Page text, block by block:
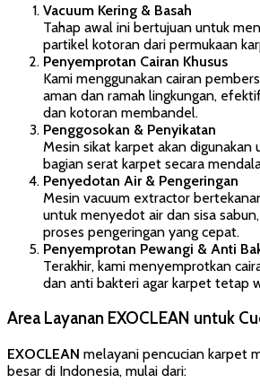
Vacuum Kering & Basah
Tahap awal ini bertujuan untuk
partikel kotoran dari permukaan
Penyemprotan Cairan Khusus
Kami menggunakan cairan
aman dan ramah lingkungan,
dan kotoran membandel.
Penggosokan & Penyikatan
Mesin sikat karpet akan digunakan
bagian serat karpet secara
Penyedotan Air & Pengeringan
Mesin vacuum extractor
untuk menyedot air dan sisa
proses pengeringan yang cepat.
Penyemprotan Pewangi & Anti
Terakhir, kami menyemprotkan
dan anti bakteri agar karpet tetap
Area Layanan EXOCLEAN untuk
EXOCLEAN melayani pencucian karpet
besar di Indonesia, mulai dari: